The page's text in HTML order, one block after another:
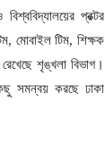
প্রক্টর
মোবাইল টিম, শিক্ষক
রেখেছে শৃঙ্খলা বিভাগ।
সমন্বয় করছে ঢাকা